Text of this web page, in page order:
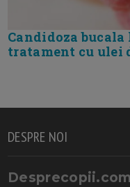
Candidoza bucala
tratament cu ulei
DESPRE NOI